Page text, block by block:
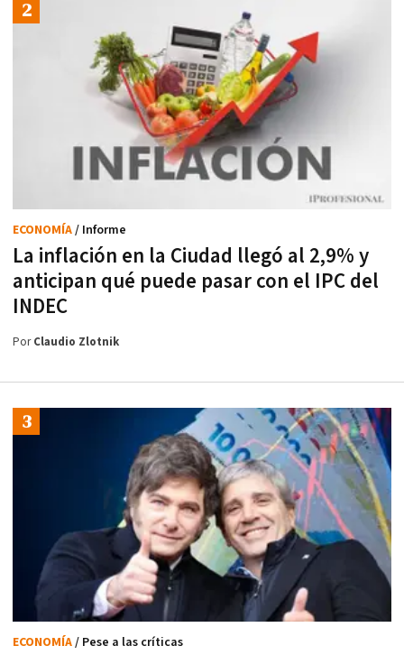
La inflación en la Ciudad llegó al 2,9% y
anticipan qué puede pasar con el IPC del
INDEC
ECONOMÍA/ Informe
PorClaudio Zlotnik
ECONOMÍA/ Pese a las críticas